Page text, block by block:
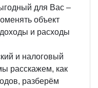
для Вас –
объект
и расходы
и налоговый
расскажем, как
разберём